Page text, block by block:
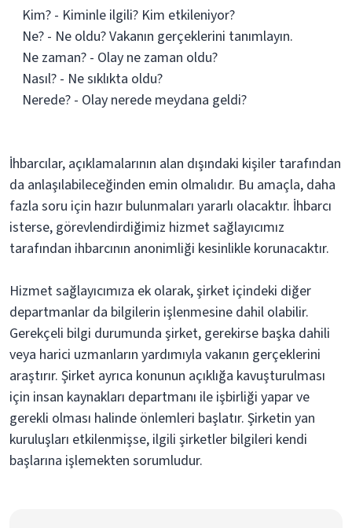
Kim? - Kiminle ilgili? Kim etkileniyor?
Ne? - Ne oldu? Vakanın gerçeklerini tanımlayın.
Ne zaman? - Olay ne zaman oldu?
Nasıl? - Ne sıklıkta oldu?
Nerede? - Olay nerede meydana geldi?
İhbarcılar, açıklamalarının alan dışındaki kişiler tarafından
da anlaşılabileceğinden emin olmalıdır. Bu amaçla, daha
fazla soru için hazır bulunmaları yararlı olacaktır. İhbarcı
isterse, görevlendirdiğimiz hizmet sağlayıcımız
tarafından ihbarcının anonimliği kesinlikle korunacaktır.
Hizmet sağlayıcımıza ek olarak, şirket içindeki diğer
departmanlar da bilgilerin işlenmesine dahil olabilir.
Gerekçeli bilgi durumunda şirket, gerekirse başka dahili
veya harici uzmanların yardımıyla vakanın gerçeklerini
araştırır. Şirket ayrıca konunun açıklığa kavuşturulması
için insan kaynakları departmanı ile işbirliği yapar ve
gerekli olması halinde önlemleri başlatır. Şirketin yan
kuruluşları etkilenmişse, ilgili şirketler bilgileri kendi
başlarına işlemekten sorumludur.